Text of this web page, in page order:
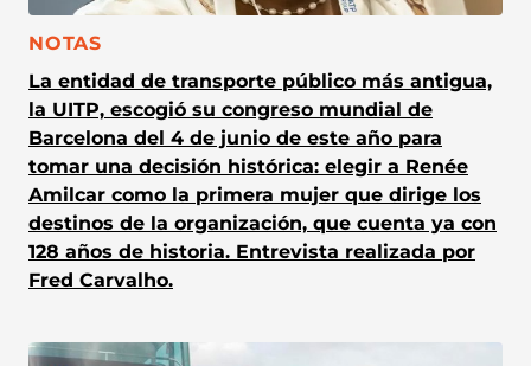
CATEGORÍA:
NOTAS
La entidad de transporte público más antigua,
la UITP, escogió su congreso mundial de
Barcelona del 4 de junio de este año para
tomar una decisión histórica: elegir a Renée
Amilcar como la primera mujer que dirige los
destinos de la organización, que cuenta ya con
128 años de historia. Entrevista realizada por
Fred Carvalho.